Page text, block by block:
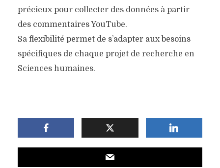
précieux pour collecter des données à partir
des commentaires YouTube.
Sa flexibilité permet de s’adapter aux besoins
spécifiques de chaque projet de recherche en
Sciences humaines.